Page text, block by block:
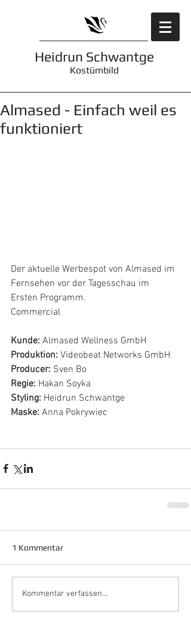
Heidrun Schwantge
Kostümbild
Almased - Einfach weil es
funktioniert
Der aktuelle Werbespot von Almased im
Fernsehen vor der Tagesschau im
Ersten Programm.
Commercial
Kunde: Almased Wellness GmbH
Produktion: Videobeat Networks GmbH
Producer: Sven Bo
Regie: Hakan Soyka
Styling: Heidrun Schwantge
Maske: Anna Pokrywiec
1 Kommentar
Kommentar verfassen...